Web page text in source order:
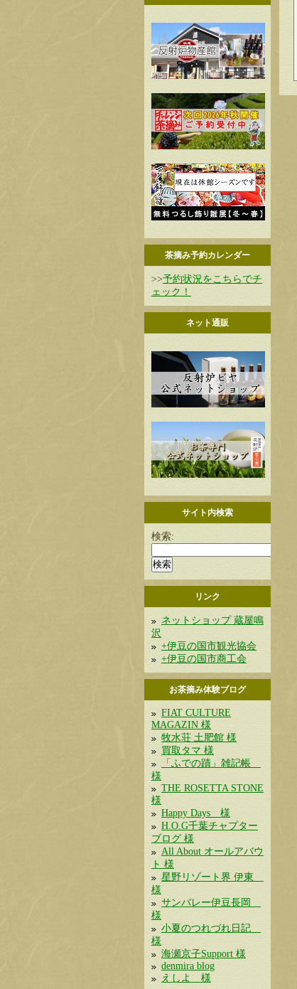
茶摘み予約カレンダー
>>予約状況をこちらでチ
ェック！
ネット通販
サイト内検索
検索:
リンク
ネットショップ 蔵屋鳴
沢
+伊豆の国市観光協会
+伊豆の国市商工会
お茶摘み体験ブログ
FIAT CULTURE
MAGAZIN 様
牧水荘 土肥館 様
買取タマ 様
「ふでの蹟」雑記帳
様
THE ROSETTA STONE
様
Happy Days 様
H.O.G千葉チャプター
ブログ 様
All About オールアバウ
ト 様
星野リゾート界 伊東
様
サンバレー伊豆長岡
様
小夏のつれづれ日記
様
海瀬京子Support 様
denmira blog
えしよ 様